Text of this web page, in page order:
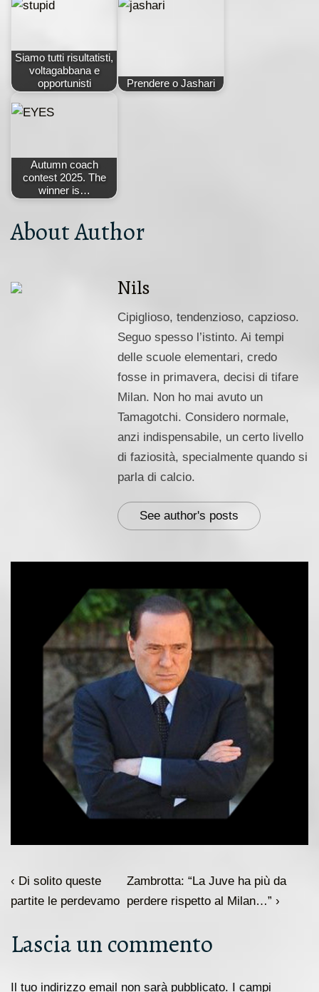
Siamo tutti risultatisti,
voltagabbana e
opportunisti
Prendere o Jashari
Autumn coach
contest 2025. The
winner is…
About Author
Nils
Cipiglioso, tendenzioso, capzioso.
Seguo spesso l’istinto. Ai tempi
delle scuole elementari, credo
fosse in primavera, decisi di tifare
Milan. Non ho mai avuto un
Tamagotchi. Considero normale,
anzi indispensabile, un certo livello
di faziosità, specialmente quando si
parla di calcio.
See author's posts
Navigazione
articoli
L'articolo
precedente
‹ Di solito queste
partite le perdevamo
Il
prossimo
è
Zambrotta: “La Juve ha più da
perdere rispetto al Milan…” ›
Lascia un commento
Il tuo indirizzo email non sarà pubblicato. I campi